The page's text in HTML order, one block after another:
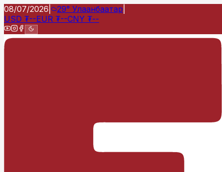
08/07/2026 29° Улаанбаатар
USD ₮--EUR ₮--CNY ₮--